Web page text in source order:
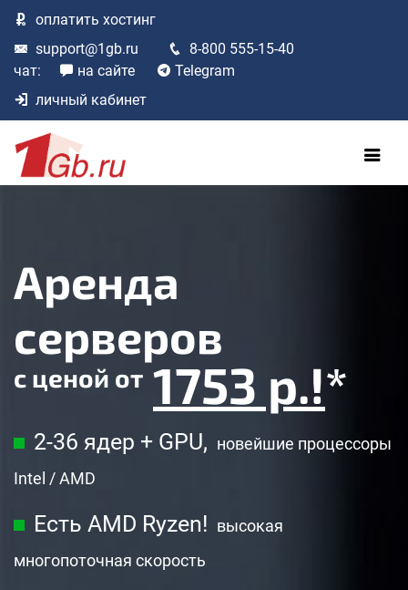
оплатить хостинг
support@1gb.ru
8-800 555-15-40
чат:
на сайте
Telegram
личный кабинет
Аренда
серверов
с ценой от 1753 р.!*
2-36 ядер + GPU, новейшие процессоры
Intel / AMD
Есть AMD Ryzen! высокая
многопоточная скорость